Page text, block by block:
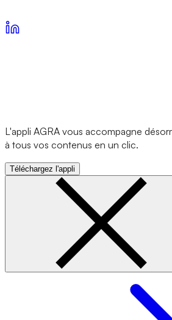
L'appli AGRA vous accompagne
à tous vos contenus en un clic.
Téléchargez l'appli